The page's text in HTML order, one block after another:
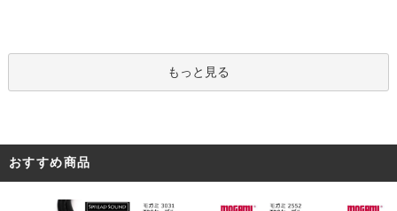
もっと見る
おすすめ商品